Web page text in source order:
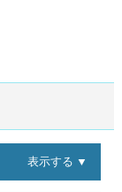
表示する ▼